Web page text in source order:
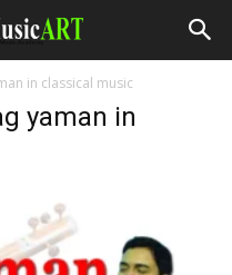
in classical music
yaman in